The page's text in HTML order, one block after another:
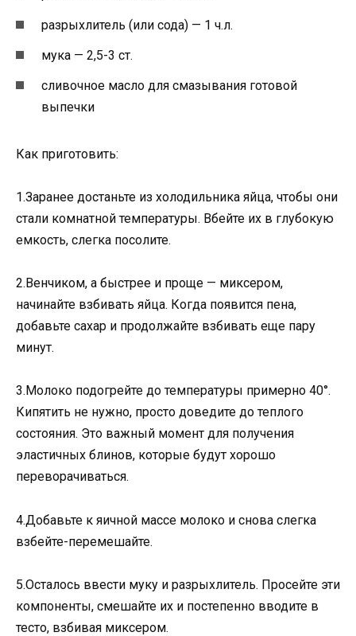
разрыхлитель (или сода) — 1 ч.л.
мука — 2,5-3 ст.
сливочное масло для смазывания готовой
выпечки
Как приготовить:
1.Заранее достаньте из холодильника яйца, чтобы они
стали комнатной температуры. Вбейте их в глубокую
емкость, слегка посолите.
2.Венчиком, а быстрее и проще — миксером,
начинайте взбивать яйца. Когда появится пена,
добавьте сахар и продолжайте взбивать еще пару
минут.
3.Молоко подогрейте до температуры примерно 40°.
Кипятить не нужно, просто доведите до теплого
состояния. Это важный момент для получения
эластичных блинов, которые будут хорошо
переворачиваться.
4.Добавьте к яичной массе молоко и снова слегка
взбейте-перемешайте.
5.Осталось ввести муку и разрыхлитель. Просейте эти
компоненты, смешайте их и постепенно вводите в
тесто, взбивая миксером.